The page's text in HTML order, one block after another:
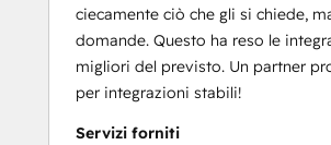
ciecamente ciò che gli si chiede,
domande. Questo ha reso le
migliori del previsto. Un partner
per integrazioni stabili!
Servizi forniti